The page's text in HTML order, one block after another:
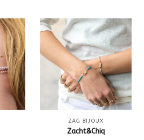
ZAG BIJOUX
Zacht&Chiq